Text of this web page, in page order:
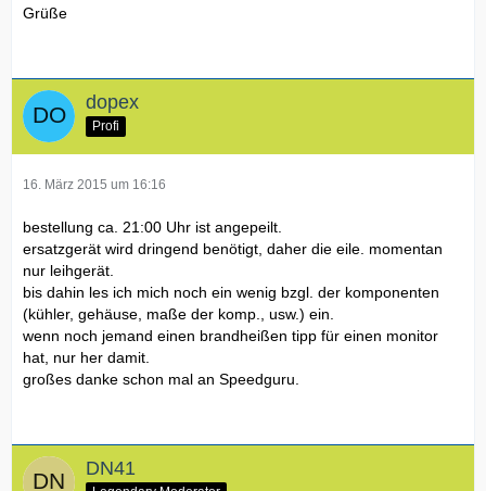
Grüße
dopex
Profi
16. März 2015 um 16:16
bestellung ca. 21:00 Uhr ist angepeilt.
ersatzgerät wird drin­gend benötigt, daher die eile. momentan
nur leihgerät.
bis dahin les ich mich noch ein wenig bzgl. der komponenten
(kühler, gehäuse, maße der komp., usw.) ein.
wenn noch jemand einen brandheißen tipp für einen monitor
hat, nur her damit.
großes danke schon mal an Speedguru.
DN41